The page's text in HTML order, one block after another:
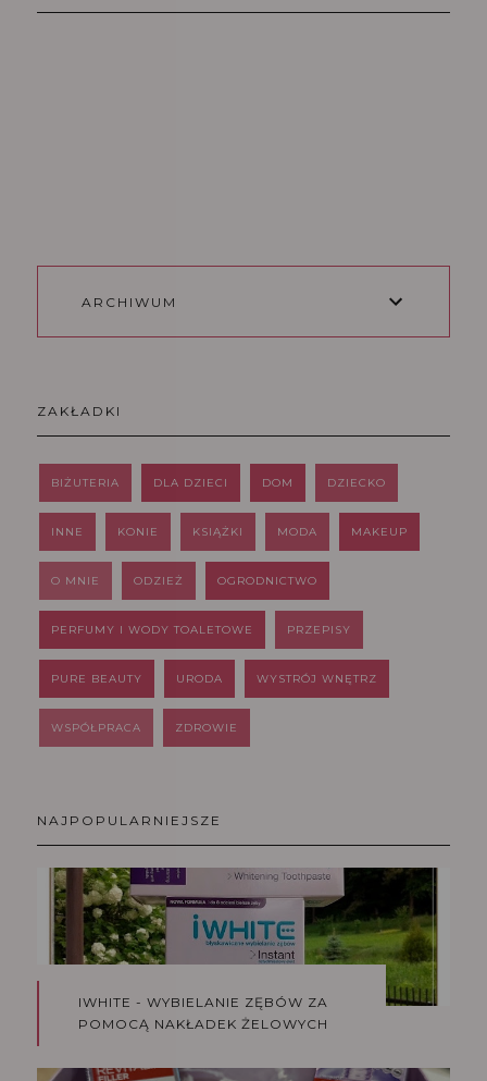
ARCHIWUM
ZAKŁADKI
BIŻUTERIA DLA DZIECI DOM DZIECKO
INNE KONIE KSIĄŻKI MODA MAKEUP
O MNIE ODZIEŻ OGRODNICTWO
PERFUMY I WODY TOALETOWE PRZEPISY
PURE BEAUTY URODA WYSTRÓJ WNĘTRZ
WSPÓŁPRACA ZDROWIE
NAJPOPULARNIEJSZE
IWHITE - WYBIELANIE ZĘBÓW ZA
POMOCĄ NAKŁADEK ŻELOWYCH